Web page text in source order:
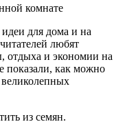
идеи для дома и на
любят
отдыха и экономии на
показали, как можно